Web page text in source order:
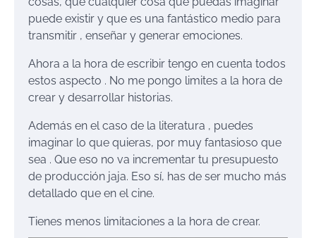
puede existir y que es una fantástico medio para
transmitir , enseñar y generar emociones.
Ahora a la hora de escribir tengo en cuenta todos
estos aspecto . No me pongo limites a la hora de
crear y desarrollar historias.
Además en el caso de la literatura , puedes
imaginar lo que quieras, por muy fantasioso que
sea . Que eso no va incrementar tu presupuesto
de producción jaja. Eso sí, has de ser mucho más
detallado que en el cine.
Tienes menos limitaciones a la hora de crear.